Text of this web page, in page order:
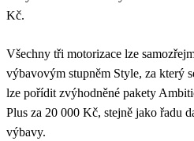
Kč.
Všechny tři motorizace lze
výbavovým stupněm Style, za který
lze pořídit zvýhodněné pakety
Plus za 20 000 Kč, stejně jako řadu
výbavy.